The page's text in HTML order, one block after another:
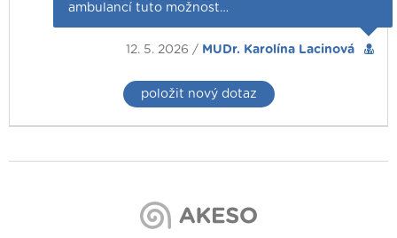
ambulancí tuto možnost…
12. 5. 2026 / MUDr. Karolína Lacinová
položit nový dotaz